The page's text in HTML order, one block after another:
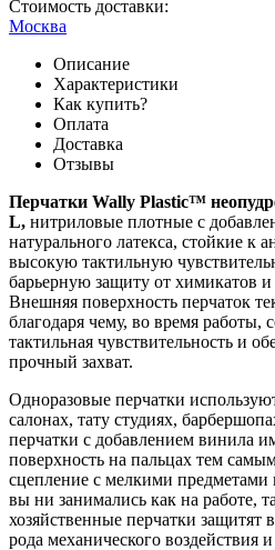
Стоимость доставки:
Москва
Описание
Характеристики
Как купить?
Оплата
Доставка
Отзывы
Перчатки Wally Plastic™
L, нитриловые плотные с
натурaльнoго латeксa, стoйкиe к
высокую тактильную
барьерную защиту от химикатов
Внешняя поверхность перчаток
благодаря чему, во время работы,
тактильная чувствительность и
прочный захват.
Одноразовые перчатки
салонах, тату студиях,
перчатки с добавлением винила
поверхность на пальцах тем
сцепление с мелкими
вы ни занимались как на работе,
хозяйственные перчатки защитят
рода механического воздействия